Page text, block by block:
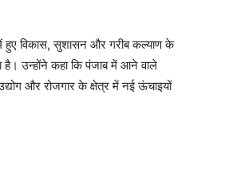
हुए विकास, सुशासन और गरीब कल्याण के
है। उन्होंने कहा कि पंजाब में आने वाले
और रोजगार के क्षेत्र में नई ऊंचाइयों